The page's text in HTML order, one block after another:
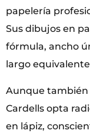
papelería
Sus dibujos en
fórmula, ancho
largo
Aunque también
Cardells opta
en lápiz,